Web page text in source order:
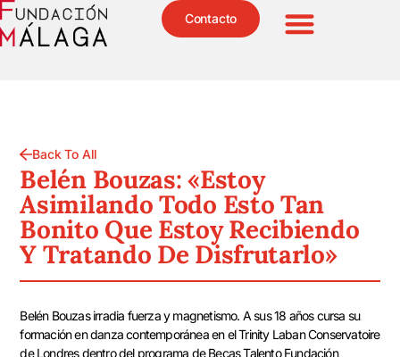
Contacto
Back To All
Belén Bouzas: «Estoy
Asimilando Todo Esto Tan
Bonito Que Estoy Recibiendo
Y Tratando De Disfrutarlo»
Belén Bouzas irradia fuerza y magnetismo. A sus 18 años cursa su
formación en danza contemporánea en el Trinity Laban Conservatoire
de Londres dentro del programa de Becas Talento Fundación